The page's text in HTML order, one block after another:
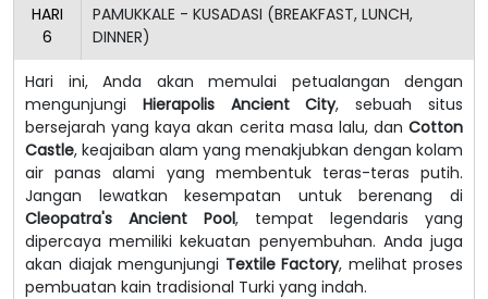
HARI
6
PAMUKKALE - KUSADASI (BREAKFAST, LUNCH,
DINNER)
Hari ini, Anda akan memulai petualangan dengan
mengunjungi Hierapolis Ancient City, sebuah situs
bersejarah yang kaya akan cerita masa lalu, dan Cotton
Castle, keajaiban alam yang menakjubkan dengan kolam
air panas alami yang membentuk teras-teras putih.
Jangan lewatkan kesempatan untuk berenang di
Cleopatra's Ancient Pool, tempat legendaris yang
dipercaya memiliki kekuatan penyembuhan. Anda juga
akan diajak mengunjungi Textile Factory, melihat proses
pembuatan kain tradisional Turki yang indah.